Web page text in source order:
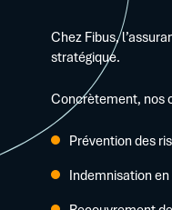
Chez Fibus,
stratégique.
Concrètement, nos
Prévention des
Indemnisation